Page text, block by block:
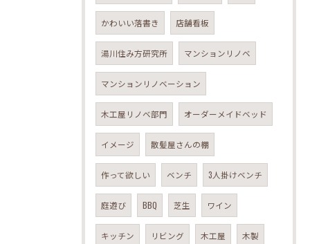
かわいい落書き 店舗看板
湯川住み方研究所 マンションリノベ
マンションリノベーション
木工屋リノベ部門 オーダーメイドベッド
イメージ 散髪屋さんの棚
作って欲しい ベンチ 3人掛けベンチ
庭遊び BBQ 芝生 ワイン
キッチン リビング 木工屋 木製